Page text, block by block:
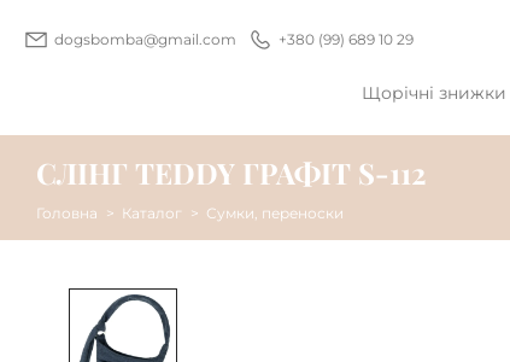
dogsbomba@gmail.com +380 (99) 689 10 29
Щорічні знижки
СЛІНГ TEDDY ГРАФІТ S-112
Головна Каталог Сумки, переноски